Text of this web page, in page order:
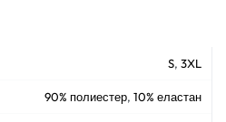
S, 3XL
90% полиестер, 10% еластан